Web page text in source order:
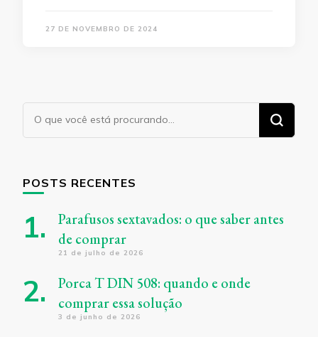
27 DE NOVEMBRO DE 2024
Procurando
algo?
POSTS RECENTES
Parafusos sextavados: o que saber antes
de comprar
21 de julho de 2026
Porca T DIN 508: quando e onde
comprar essa solução
3 de junho de 2026